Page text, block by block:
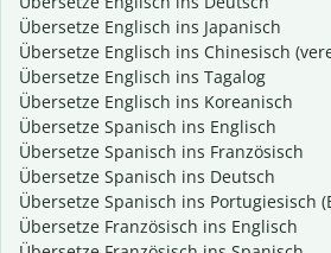
Übersetze Englisch ins Japanisch
Übersetze Englisch ins Chinesisch
Übersetze Englisch ins Tagalog
Übersetze Englisch ins Koreanisch
Übersetze Spanisch ins Englisch
Übersetze Spanisch ins Französisch
Übersetze Spanisch ins Deutsch
Übersetze Spanisch ins Portugiesisch
Übersetze Französisch ins Englisch